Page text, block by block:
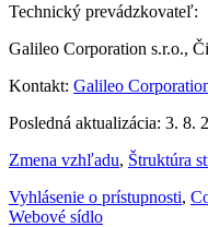
Technický prevádzkovateľ:
Galileo Corporation s.r.o.,
Kontakt: Galileo
Posledná aktualizácia: 3. 8.
Zmena vzhľadu, Štruktúra
Vyhlásenie o prístupnosti,
Webové sídlo